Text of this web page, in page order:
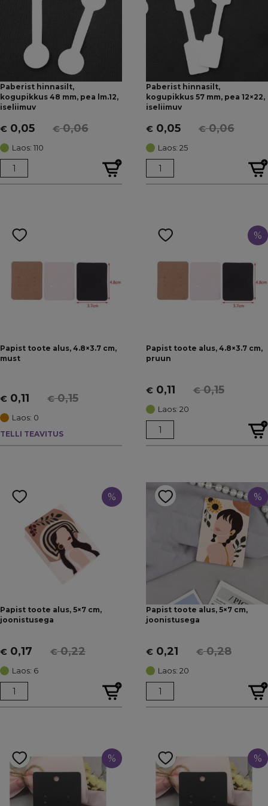
Paberist hinnasilt,
kogupikkus 48 mm, pea lm.12,
iseliimuv
€0,06
Algne
hind
oli:
€ 0,06.
€ 0,05
Current
price
is:
€ 0,05.
Laos: 110
Paberist hinnasilt,
kogupikkus 57 mm, pea 12×22,
iseliimuv
€0,06
Algne
hind
oli:
€ 0,06.
€ 0,05
Current
price
is:
€ 0,05.
Laos: 25
Papist toote alus, 4.8×3.7 cm,
must
€0,15
Algne
hind
oli:
€ 0,15.
€ 0,11
Current
price
is:
€ 0,11.
Laos: 0
TELLI TEAVITUS
%
Papist toote alus, 4.8×3.7 cm,
pruun
€0,15
Algne
hind
oli:
€ 0,15.
€ 0,11
Current
price
is:
€ 0,11.
Laos: 20
%
Papist toote alus, 5×7 cm,
joonistusega
€0,22
Algne
hind
oli:
€ 0,22.
€ 0,17
Current
price
is:
€ 0,17.
Laos: 6
%
Papist toote alus, 5×7 cm,
joonistusega
€0,28
Algne
hind
oli:
€ 0,28.
€ 0,21
Current
price
is:
€ 0,21.
Laos: 20
% %